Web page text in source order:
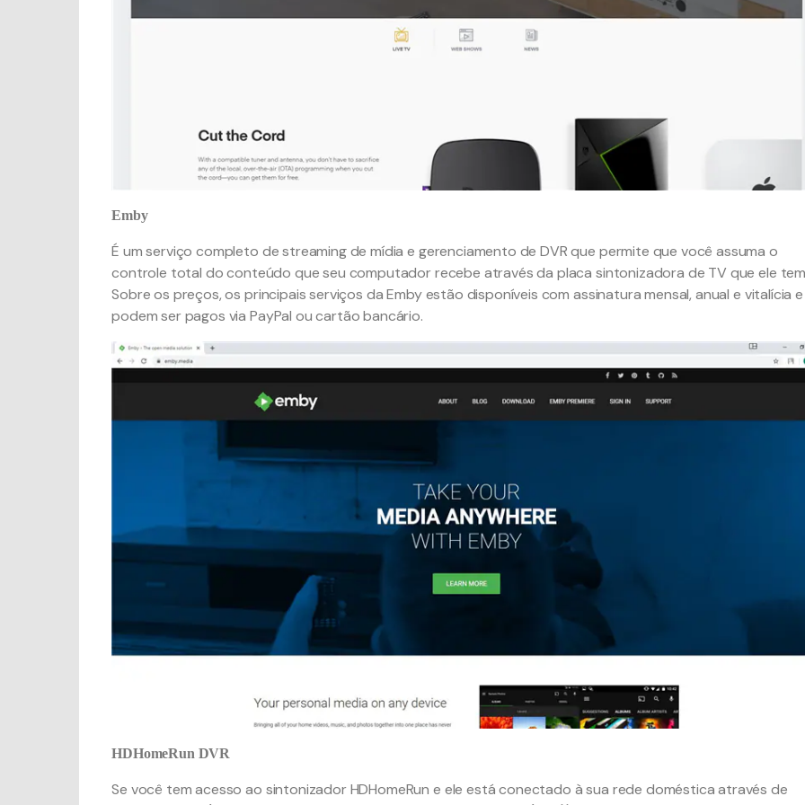
Emby
É um serviço completo de streaming de mídia e gerenciamento de DVR que permite que você assuma o
controle total do conteúdo que seu computador recebe através da placa sintonizadora de TV que ele
Sobre os preços, os principais serviços da Emby estão disponíveis com assinatura mensal, anual e vitalícia e
podem ser pagos via PayPal ou cartão bancário.
HDHomeRun DVR
Se você tem acesso ao sintonizador HDHomeRun e ele está conectado à sua rede doméstica através de